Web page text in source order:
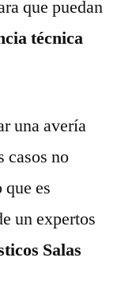
que puedan
técnica
una avería
casos no
que es
un expertos
Salas